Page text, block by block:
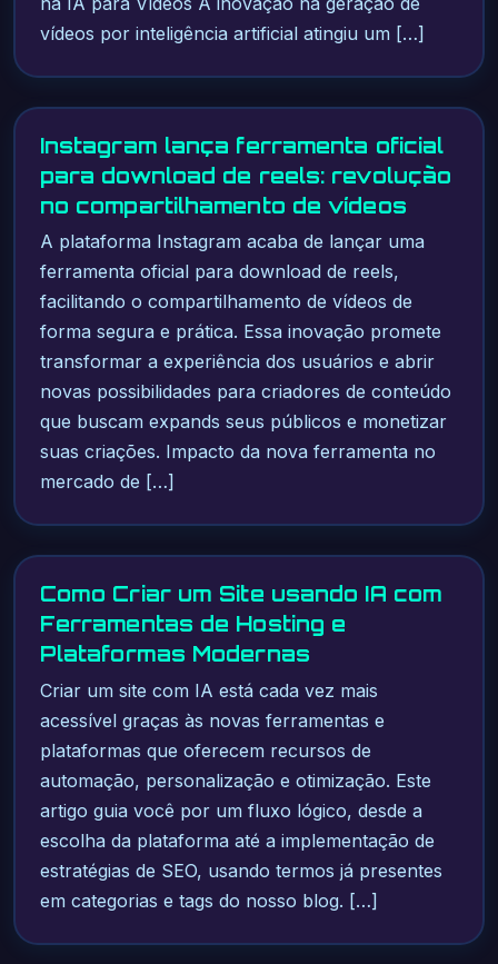
vídeos por inteligência artificial atingiu um […]
Instagram lança ferramenta oficial
para download de reels: revolução
no compartilhamento de vídeos
A plataforma Instagram acaba de lançar uma
ferramenta oficial para download de reels,
facilitando o compartilhamento de vídeos de
forma segura e prática. Essa inovação promete
transformar a experiência dos usuários e abrir
novas possibilidades para criadores de conteúdo
que buscam expands seus públicos e monetizar
suas criações. Impacto da nova ferramenta no
mercado de […]
Como Criar um Site usando IA com
Ferramentas de Hosting e
Plataformas Modernas
Criar um site com IA está cada vez mais
acessível graças às novas ferramentas e
plataformas que oferecem recursos de
automação, personalização e otimização. Este
artigo guia você por um fluxo lógico, desde a
escolha da plataforma até a implementação de
estratégias de SEO, usando termos já presentes
em categorias e tags do nosso blog. […]